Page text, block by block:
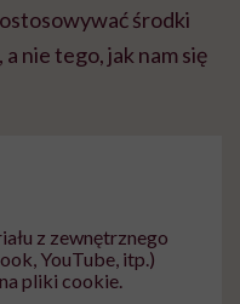
środki
nie tego, jak nam się
z zewnętrznego
YouTube, itp.)
pliki cookie.